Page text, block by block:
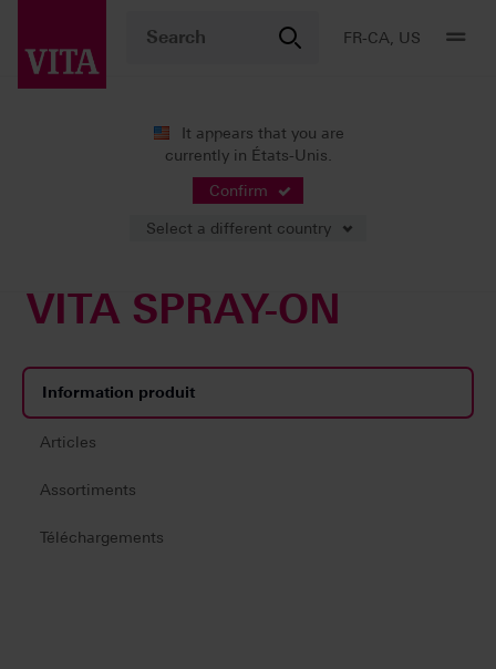
FR-CA, US
It appears that you are
currently in États-Unis.
Confirm
Select a different country
Stratification Accessoires
VITA SPRAY-ON
Information produit
Articles
Assortiments
Téléchargements